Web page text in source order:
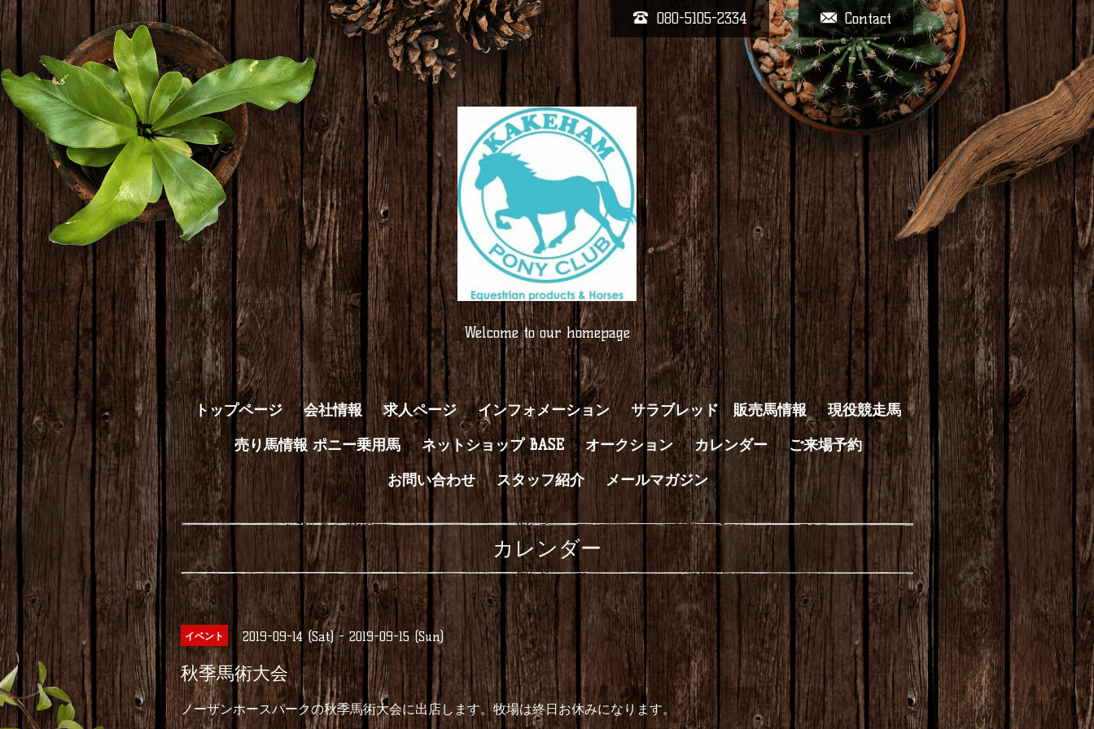
Contact
080-5105-2334
Welcome to our homepage
トップページ 会社情報 求人ページ インフォメーション サラブレッド 販売馬情報
現役競走馬
売り馬情報 ポニー乗用馬
ネットショップ BASE オークション カレンダー
ご来場予約
お問い合わせ
スタッフ紹介 メールマガジン
カレンダー
イベント 2019-09-14 (Sat) - 2019-09-15 (Sun)
秋季馬術大会
ノーザンホースパークの秋季馬術大会に出店します。牧場は終日お休みになります。